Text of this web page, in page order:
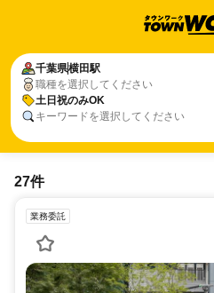
千葉県横田駅
職種を選択してください
土日祝のみOK
キーワードを選択してください
27件
業務委託